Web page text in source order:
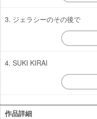
3. ジェラシーのその後で
4. SUKI KIRAI
作品詳細